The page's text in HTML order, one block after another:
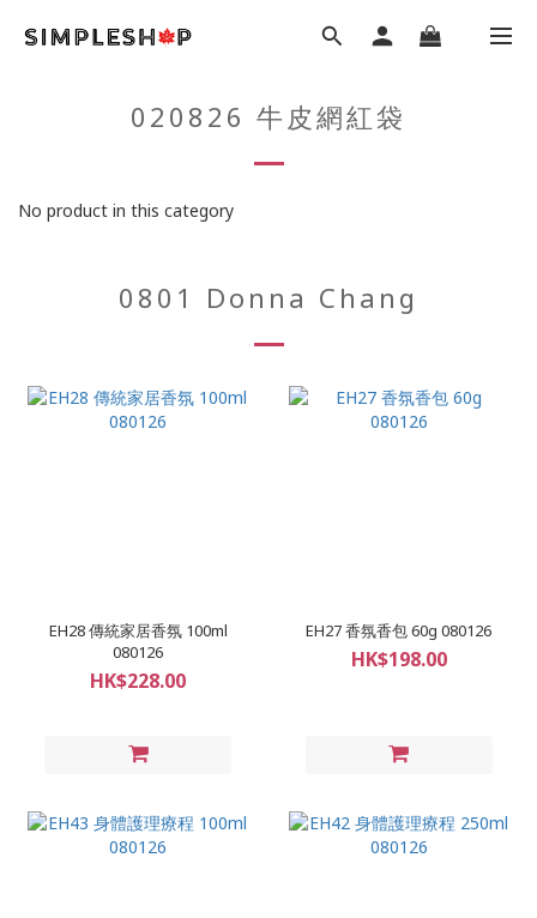
020826 牛皮網紅袋
No product in this category
0801 Donna Chang
EH28 傳統家居香氛 100ml
080126
HK$228.00
EH27 香氛香包 60g 080126
HK$198.00